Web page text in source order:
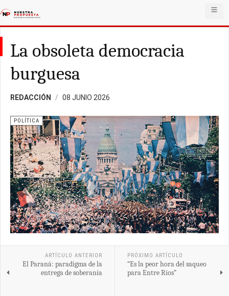
La obsoleta democracia
burguesa
REDACCIÓN 08 JUNIO 2026
POLÍTICA
ARTÍCULO ANTERIOR
El Paraná: paradigma de la
entrega de soberanía
PRÓXIMO ARTÍCULO
“Es la peor hora del saqueo
para Entre Ríos”